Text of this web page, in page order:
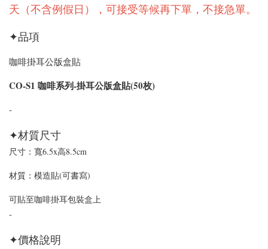
天（不含例假日）， 可接受等候再下單，不接急單。
✦品項
咖啡掛耳公版盒貼
CO-S1 咖啡系列-掛耳公版盒貼(50枚)
-
✦材質尺寸
尺寸：寬6.5x高8.5cm
材質：模造貼(可書寫)
可貼至咖啡掛耳包裝盒上
-
✦價格說明